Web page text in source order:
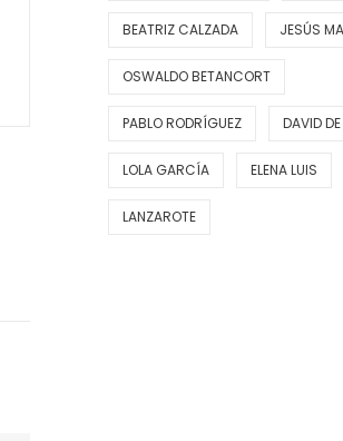
BEATRIZ CALZADA JESÚS
OSWALDO BETANCORT
PABLO RODRÍGUEZ DAVID
LOLA GARCÍA ELENA LUIS
LANZAROTE